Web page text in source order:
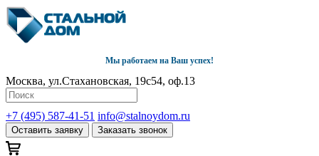
Мы работаем на Ваш успех!
Москва, ул.Стахановская, 19с54, оф.13
+7 (495) 587-41-51 info@stalnoydom.ru
Оставить заявку Заказать звонок